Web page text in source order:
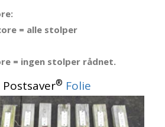
= alle stolper
= ingen stolper rådnet.
Postsaver® Folie